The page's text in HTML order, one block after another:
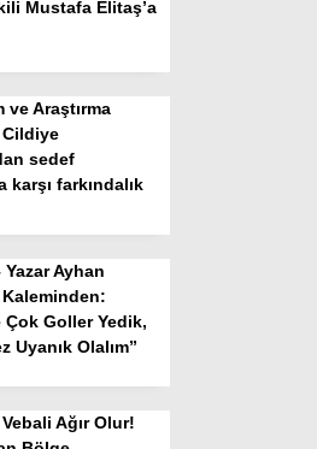
Mustafa Elitaş’a
ve Araştırma
sedef
karşı farkındalık
Ayhan
Kaleminden:
Çok Goller Yedik,
Uyanık Olalım”
Vebali Ağır Olur!